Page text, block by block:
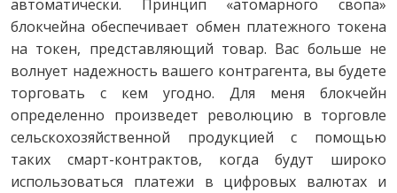
автоматически. Принцип «атомарного свопа»
блокчейна обеспечивает обмен платежного токена
на токен, представляющий товар. Вас больше не
волнует надежность вашего контрагента, вы будете
торговать с кем угодно. Для меня блокчейн
определенно произведет революцию в торговле
сельскохозяйственной продукцией с помощью
таких смарт-контрактов, когда будут широко
использоваться платежи в цифровых валютах и